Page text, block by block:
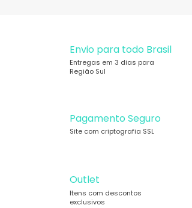
Envio para todo Brasil
Entregas em 3 dias para
Região Sul
Pagamento Seguro
Site com criptografia SSL
Outlet
Itens com descontos
exclusivos